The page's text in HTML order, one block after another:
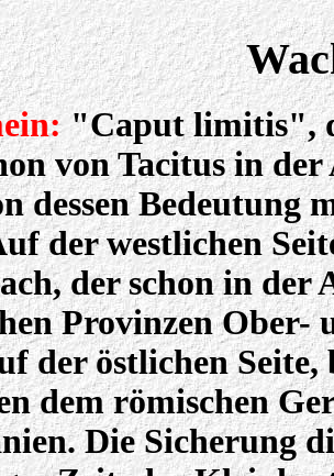
"Caput limitis",
von Tacitus in
dessen Bedeutung
der westlichen
der schon in der
Provinzen Ober-
der östlichen Seite,
dem römischen
Die Sicherung